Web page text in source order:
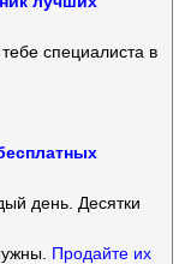
специалиста в
день. Десятки
Продайте их